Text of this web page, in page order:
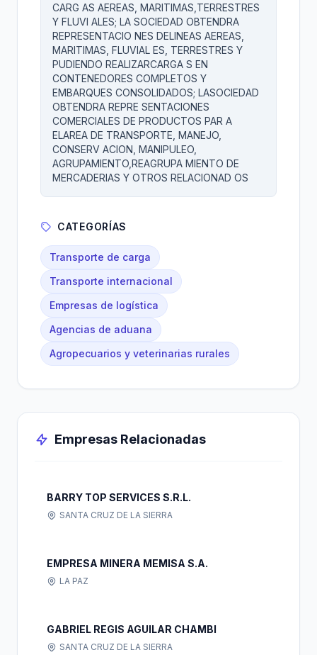
CARG AS AEREAS, MARITIMAS,TERRESTRES
Y FLUVI ALES; LA SOCIEDAD OBTENDRA
REPRESENTACIO NES DELINEAS AEREAS,
MARITIMAS, FLUVIAL ES, TERRESTRES Y
PUDIENDO REALIZARCARGA S EN
CONTENEDORES COMPLETOS Y
EMBARQUES CONSOLIDADOS; LASOCIEDAD
OBTENDRA REPRE SENTACIONES
COMERCIALES DE PRODUCTOS PAR A
ELAREA DE TRANSPORTE, MANEJO,
CONSERV ACION, MANIPULEO,
AGRUPAMIENTO,REAGRUPA MIENTO DE
MERCADERIAS Y OTROS RELACIONAD OS
CATEGORÍAS
Transporte de carga
Transporte internacional
Empresas de logística
Agencias de aduana
Agropecuarios y veterinarias rurales
Empresas Relacionadas
BARRY TOP SERVICES S.R.L.
SANTA CRUZ DE LA SIERRA
EMPRESA MINERA MEMISA S.A.
LA PAZ
GABRIEL REGIS AGUILAR CHAMBI
SANTA CRUZ DE LA SIERRA